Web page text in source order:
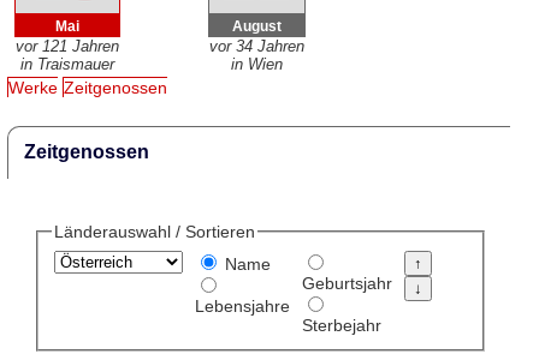
Mai
vor 121 Jahren
in Traismauer
August
vor 34 Jahren
in Wien
Werke Zeitgenossen
Zeitgenossen
Länderauswahl / Sortieren
Name
Lebensjahre
Geburtsjahr
Sterbejahr